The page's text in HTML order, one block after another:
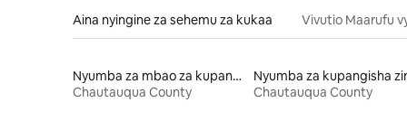
Aina nyingine za sehemu za kukaa Vivutio Maarufu
Nyumba za mbao za kupangisha
Chautauqua County
Chautauqua County